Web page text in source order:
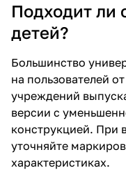
Подходит ли
детей?
Большинство
на пользователей
учреждений
версии с
конструкцией. При
уточняйте
характеристиках.